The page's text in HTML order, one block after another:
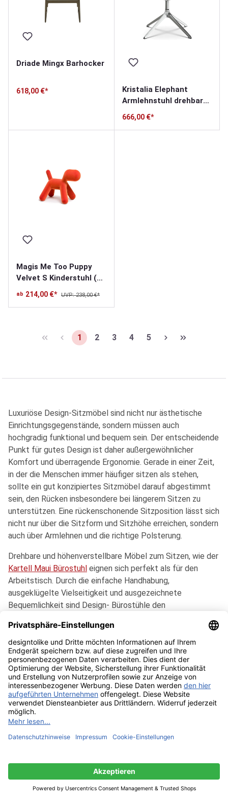
Produkte filtern
Driade Mingx Barhocker
618,00 €*
Kristalia Elephant
Armlehnstuhl drehbar
mit Kreuzfuß
666,00 €*
Magis Me Too Puppy
Velvet S Kinderstuhl (H
ab 214,00 €* UVP: 238,00 €*
1 2 3 4 5
Luxuriöse Design-Sitzmöbel sind nicht nur ästhetische
Einrichtungsgegenstände, sondern müssen auch
hochgradig funktional und bequem sein. Der entscheidende
Punkt für gutes Design ist daher außergewöhnlicher
Komfort und überragende Ergonomie. Gerade in einer Zeit,
in der die Menschen immer häufiger sitzen als stehen,
sollte ein gut konzipiertes Sitzmöbel darauf abgestimmt
sein, den Rücken insbesondere bei längerem Sitzen zu
unterstützen. Eine rückenschonende Sitzposition lässt sich
nicht nur über die Sitzform und Sitzhöhe erreichen, sondern
auch über Armlehnen und die richtige Polsterung.
Drehbare und höhenverstellbare Möbel zum Sitzen, wie der
Kartell Maui Bürostuhl eignen sich perfekt als für den
Arbeitstisch. Durch die einfache Handhabung,
ausgeklügelte Vielseitigkeit und ausgezeichnete
Bequemlichkeit sind Design- Bürostühle den
Armlehnstühle oder kleine Sessel eignen sich hingegen
besonders für gemütliches Beisammensein im Kreis von
Familie und Freunden oder zum Lesen. Aber auch im Wohn-,
Essbereich, für Ausstellungen oder die Gastronomie bieten
die weltberühmten KlassikerKartell Louis Ghost
ArmlehnstuhloderKartell Masters Stuhlstilvollen
Sitzkomfort. Des Weitern bieten Esszimmerbänke, wie die
Tojo Bank
Sitzbank, die stilvolle Alternative zu den Esszimmerstühlen
und ergänzen perfekt lange Esstische.
Barhocker auch gerne in privaten Haushalten als grazile
Sitzmöbel für Küchentresen, Bartische oder die Hausbar